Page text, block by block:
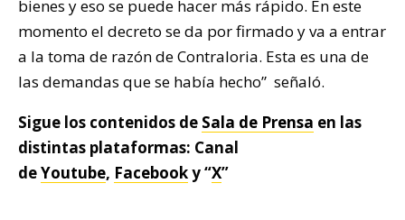
bienes y eso se puede hacer más rápido. En este
momento el decreto se da por firmado y va a entrar
a la toma de razón de Contraloria. Esta es una de
las demandas que se había hecho” señaló.
Sigue los contenidos de Sala de Prensa en las
distintas plataformas: Canal
deYoutube, Facebooky “X”